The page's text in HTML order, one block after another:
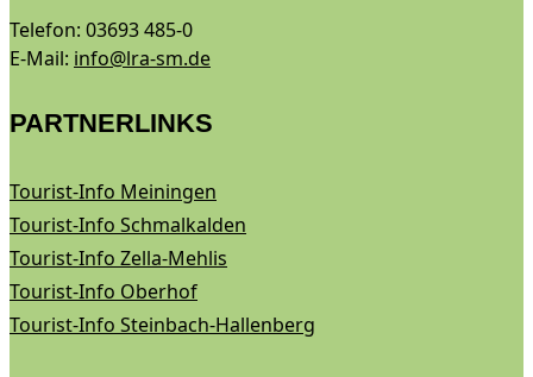
Telefon: 03693 485-0
E-Mail: info@lra-sm.de
PARTNERLINKS
Tourist-Info Meiningen
Tourist-Info Schmalkalden
Tourist-Info Zella-Mehlis
Tourist-Info Oberhof
Tourist-Info Steinbach-Hallenberg